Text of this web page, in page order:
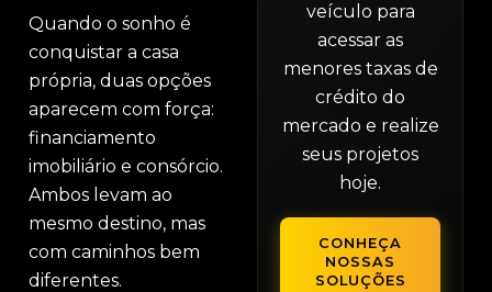
Quando o sonho é
conquistar a casa
própria, duas opções
aparecem com força:
financiamento
imobiliário e consórcio.
Ambos levam ao
mesmo destino, mas
com caminhos bem
diferentes.
veículo para
acessar as
menores taxas de
crédito do
mercado e realize
seus projetos
hoje.
CONHEÇA
NOSSAS
SOLUÇÕES